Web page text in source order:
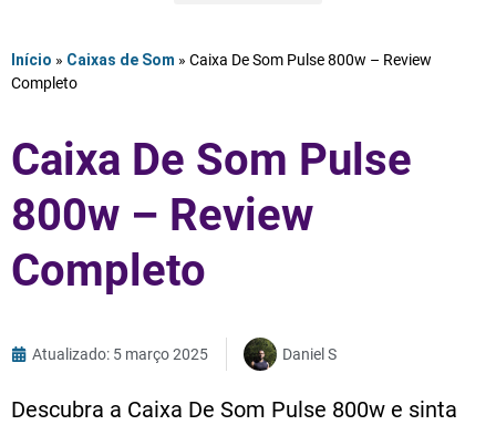
Início » Caixas de Som » Caixa De Som Pulse 800w – Review
Completo
Caixa De Som Pulse
800w – Review
Completo
Atualizado: 5 março 2025 Daniel S
Descubra a Caixa De Som Pulse 800w e sinta